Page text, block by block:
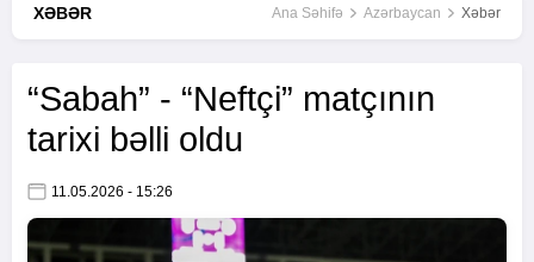
XƏBƏR Ana Səhifə Azərbaycan Xəbər
“Sabah” - “Neftçi” matçının
tarixi bəlli oldu
11.05.2026 - 15:26